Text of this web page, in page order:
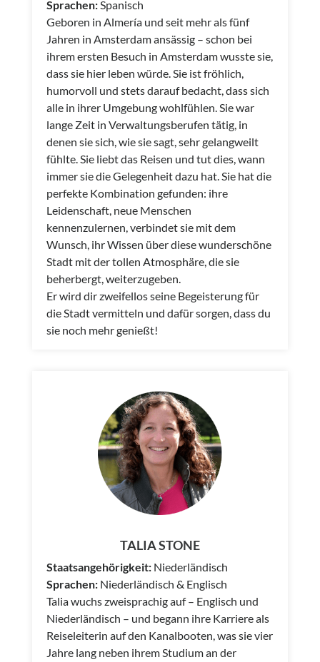
Sprachen:Spanisch
Geboren in Almería und seit mehr als fünf
Jahren in Amsterdam ansässig – schon bei
ihrem ersten Besuch in Amsterdam wusste sie,
dass sie hier leben würde. Sie ist fröhlich,
humorvoll und stets darauf bedacht, dass sich
alle in ihrer Umgebung wohlfühlen. Sie war
lange Zeit in Verwaltungsberufen tätig, in
denen sie sich, wie sie sagt, sehr gelangweilt
fühlte. Sie liebt das Reisen und tut dies, wann
immer sie die Gelegenheit dazu hat. Sie hat die
perfekte Kombination gefunden: ihre
Leidenschaft, neue Menschen
kennenzulernen, verbindet sie mit dem
Wunsch, ihr Wissen über diese wunderschöne
Stadt mit der tollen Atmosphäre, die sie
beherbergt, weiterzugeben.
Er wird dir zweifellos seine Begeisterung für
die Stadt vermitteln und dafür sorgen, dass du
sie noch mehr genießt!
TALIA STONE
Staatsangehörigkeit:Niederländisch
Sprachen:Niederländisch & Englisch
Talia wuchs zweisprachig auf – Englisch und
Niederländisch – und begann ihre Karriere als
Reiseleiterin auf den Kanalbooten, was sie vier
Jahre lang neben ihrem Studium an der